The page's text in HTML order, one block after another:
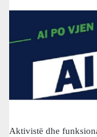
Aktivistë dhe